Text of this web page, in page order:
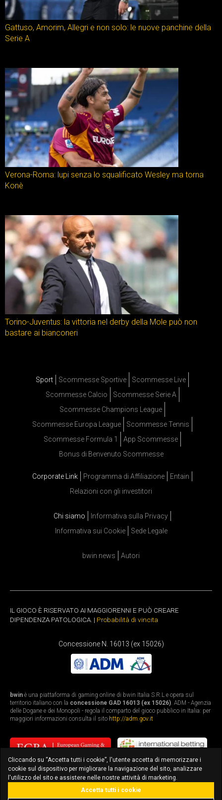
Gattuso, Amorim, Allegri e non solo: le nuove panchine della
Serie A
Verona-Roma: lupi senza lo squalificato Wesley ma torna
Konè
Torino-Juventus: la vittoria nel derby della Mole può non
bastare ai bianconeri
Sport Scommesse Sportive
Scommesse Live
Scommesse Calcio
Scommesse Serie A
Scommesse Champions League
Scommesse Europa League
Scommesse Tennis
Scommesse Formula 1
App Scommesse
Bonus di Benvenuto Scommesse
Corporate Link Programma di Affiliazione
Entain
Relazioni con gli investitori
Chi siamo
Informativa sulla Privacy
Informativa sui Cookie
Sede Legale
bwin news Autori
IL GIOCO È RISERVATO AI MAGGIORENNI E PUÒ CREARE
DIPENDENZA PATOLOGICA. | Probabilità di vincita
Concessione N. 16013 (ex 15026)
bwin è una piattaforma di gaming online di bwin Italia S.R.L e opera sul
territorio italiano con la concessione GAD 16013 (ex 15026). ADM - Agenzia
delle Dogane e dei Monopoli - regola il comparto del gioco pubblico in Italia: per
maggiori informazioni consulta il sito http://adm.gov.it
Cliccando su “Accetta tutti i cookie”, l'utente accetta di memorizzare i
cookie sul dispositivo per migliorare la navigazione del sito, analizzare
l'utilizzo del sito e assistere nelle nostre attività di marketing.
Accetta tutti i cookie